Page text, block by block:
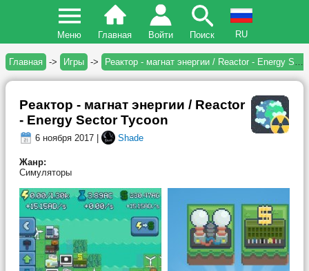
Меню Главная Войти Поиск RU
Главная -> Игры -> Реактор - магнат энергии / Reactor - Energy Sector Tycoon
Реактор - магнат энергии / Reactor
- Energy Sector Tycoon
6 ноября 2017 | Shade
Жанр:
Симуляторы